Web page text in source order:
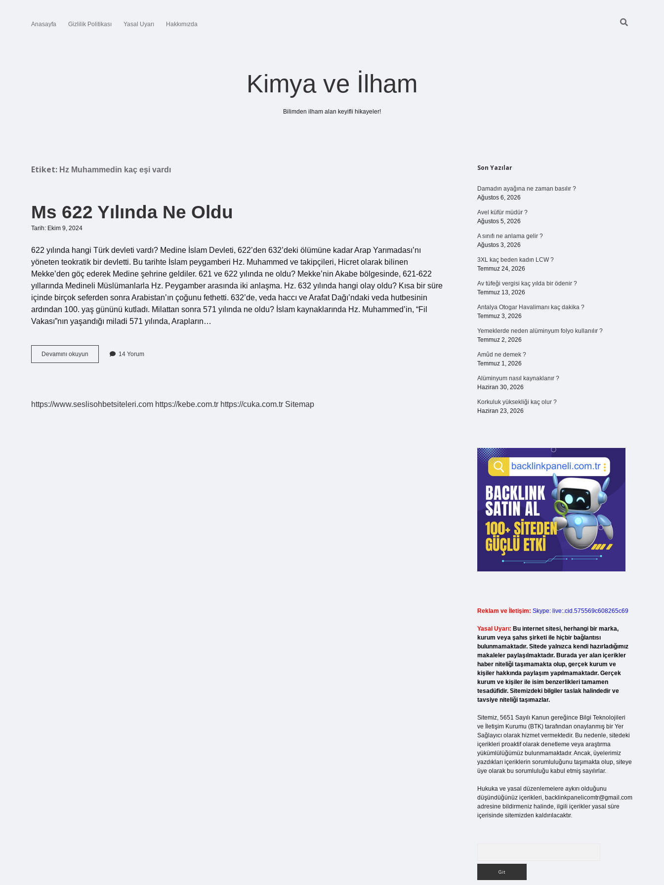
Anasayfa Gizlilik Politikası Yasal Uyarı Hakkımızda
Kimya ve İlham
Bilimden ilham alan keyifli hikayeler!
Etiket: Hz Muhammedin kaç eşi vardı
Ms 622 Yılında Ne Oldu
Tarih: Ekim 9, 2024
622 yılında hangi Türk devleti vardı? Medine İslam Devleti, 622’den 632’deki ölümüne kadar Arap Yarımadası’nı
yöneten teokratik bir devletti. Bu tarihte İslam peygamberi Hz. Muhammed ve takipçileri, Hicret olarak bilinen
Mekke’den göç ederek Medine şehrine geldiler. 621 ve 622 yılında ne oldu? Mekke’nin Akabe bölgesinde, 621-622
yıllarında Medineli Müslümanlarla Hz. Peygamber arasında iki anlaşma. Hz. 632 yılında hangi olay oldu? Kısa bir süre
içinde birçok seferden sonra Arabistan’ın çoğunu fethetti. 632’de, veda haccı ve Arafat Dağı’ndaki veda hutbesinin
ardından 100. yaş gününü kutladı. Milattan sonra 571 yılında ne oldu? İslam kaynaklarında Hz. Muhammed’in, “Fil
Vakası”nın yaşandığı miladi 571 yılında, Arapların…
Devamını okuyun
622
14 Yorum
https://www.seslisohbetsiteleri.com https://kebe.com.tr https://cuka.com.tr Sitemap
Sidebar
Son Yazılar
Damadın ayağına ne zaman basılır ?
Ağustos 6, 2026
Avel küfür müdür ?
Ağustos 5, 2026
A sınıfı ne anlama gelir ?
Ağustos 3, 2026
3XL kaç beden kadın LCW ?
Temmuz 24, 2026
Av tüfeği vergisi kaç yılda bir ödenir ?
Temmuz 13, 2026
Antalya Otogar Havalimanı kaç dakika ?
Temmuz 3, 2026
Yemeklerde neden alüminyum folyo kullanılır ?
Temmuz 2, 2026
Amûd ne demek ?
Temmuz 1, 2026
Alüminyum nasıl kaynaklanır ?
Haziran 30, 2026
Korkuluk yüksekliği kaç olur ?
Haziran 23, 2026
Reklam ve İletişim: Skype: live:.cid.575569c608265c69
Yasal Uyarı: Bu internet sitesi, herhangi bir marka,
kurum veya şahıs şirketi ile hiçbir bağlantısı
bulunmamaktadır. Sitede yalnızca kendi hazırladığımız
makaleler paylaşılmaktadır. Burada yer alan içerikler
haber niteliği taşımamakta olup, gerçek kurum ve
kişiler hakkında paylaşım yapılmamaktadır. Gerçek
kurum ve kişiler ile isim benzerlikleri tamamen
tesadüfidir. Sitemizdeki bilgiler taslak halindedir ve
tavsiye niteliği taşımazlar.
Sitemiz, 5651 Sayılı Kanun gereğince Bilgi Teknolojileri
ve İletişim Kurumu (BTK) tarafından onaylanmış bir Yer
Sağlayıcı olarak hizmet vermektedir. Bu nedenle, sitedeki
içerikleri proaktif olarak denetleme veya araştırma
yükümlülüğümüz bulunmamaktadır. Ancak, üyelerimiz
yazdıkları içeriklerin sorumluluğunu taşımakta olup, siteye
üye olarak bu sorumluluğu kabul etmiş sayılırlar.
Hukuka ve yasal düzenlemelere aykırı olduğunu
düşündüğünüz içerikleri, backlinkpanelicomtr@gmail.com
adresine bildirmeniz halinde, ilgili içerikler yasal süre
içerisinde sitemizden kaldırılacaktır.